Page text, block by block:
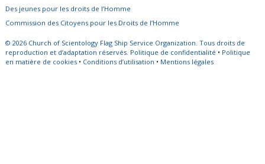
Des jeunes pour les droits de l’Homme
Commission des Citoyens pour les Droits de l’Homme
© 2026 Church of Scientology Flag Ship Service Organization. Tous droits de
reproduction et d’adaptation réservés. Politique de confidentialité • Politique
en matière de cookies • Conditions d’utilisation • Mentions légales